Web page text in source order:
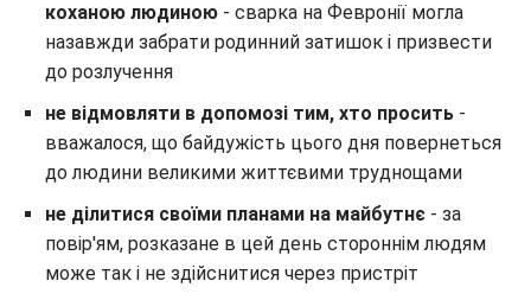
коханою людиною - сварка на Февронії могла
назавжди забрати родинний затишок і призвести
до розлучення
не відмовляти в допомозі тим, хто просить -
вважалося, що байдужість цього дня повернеться
до людини великими життєвими труднощами
не ділитися своїми планами на майбутнє - за
повір'ям, розказане в цей день стороннім людям
може так і не здійснитися через пристріт